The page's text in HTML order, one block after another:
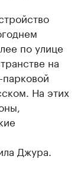
по улице
на
На этих
Джура.